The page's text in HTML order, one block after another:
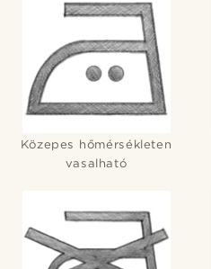
Közepes hőmérsékleten
vasalható